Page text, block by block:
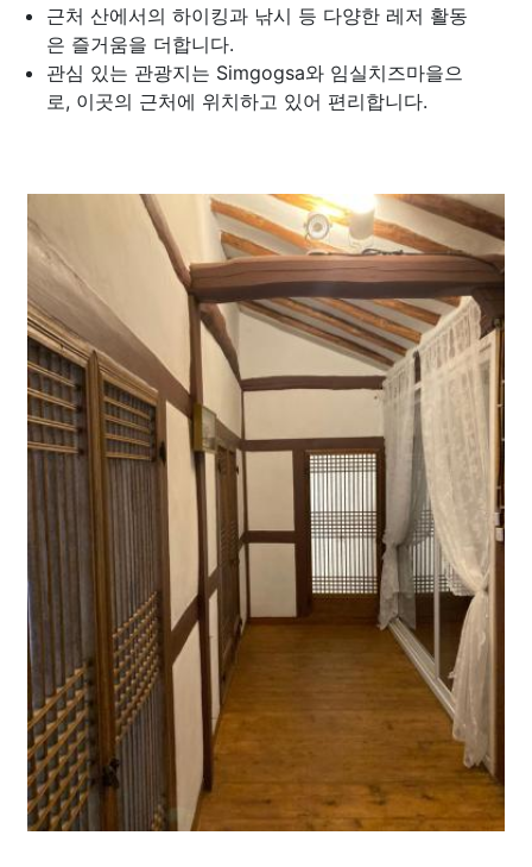
근처 산에서의 하이킹과 낚시 등 다양한 레저 활동
은 즐거움을 더합니다.
관심 있는 관광지는 Simgogsa와 임실치즈마을으
로, 이곳의 근처에 위치하고 있어 편리합니다.